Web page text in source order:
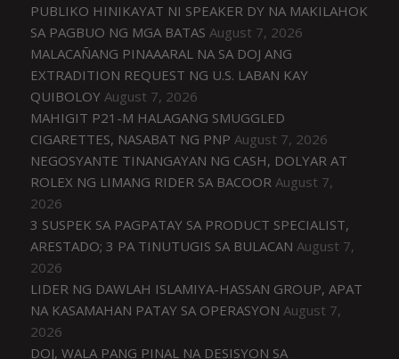
PUBLIKO HINIKAYAT NI SPEAKER DY NA MAKILAHOK
SA PAGBUO NG MGA BATAS August 7, 2026
MALACAÑANG PINAAARAL NA SA DOJ ANG
EXTRADITION REQUEST NG U.S. LABAN KAY
QUIBOLOY August 7, 2026
MAHIGIT P21-M HALAGANG SMUGGLED
CIGARETTES, NASABAT NG PNP August 7, 2026
NEGOSYANTE TINANGAYAN NG CASH, DOLYAR AT
ROLEX NG LIMANG RIDER SA BACOOR August 7,
2026
3 SUSPEK SA PAGPATAY SA PRODUCT SPECIALIST,
ARESTADO; 3 PA TINUTUGIS SA BULACAN August 7,
2026
LIDER NG DAWLAH ISLAMIYA-HASSAN GROUP, APAT
NA KASAMAHAN PATAY SA OPERASYON August 7,
2026
DOJ, WALA PANG PINAL NA DESISYON SA